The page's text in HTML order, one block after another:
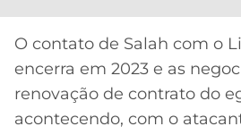
O contato de Salah com o
encerra em 2023 e as
renovação de contrato do
acontecendo, com o